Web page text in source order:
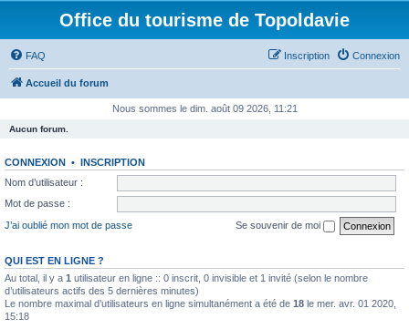
Office du tourisme de Topoldavie
FAQ Connexion
Inscription
Accueil du forum
Nous sommes le dim. août 09 2026, 11:21
Aucun forum.
CONNEXION • INSCRIPTION
Nom d’utilisateur :
Mot de passe :
J’ai oublié mon mot de passe
Se souvenir de moi
QUI EST EN LIGNE ?
Au total, il y a 1 utilisateur en ligne :: 0 inscrit, 0 invisible et 1 invité (selon le nombre
d’utilisateurs actifs des 5 dernières minutes)
Le nombre maximal d’utilisateurs en ligne simultanément a été de 18 le mer. avr. 01 2020,
15:18